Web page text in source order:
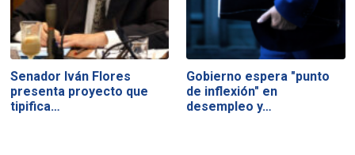
Senador Iván Flores
presenta proyecto que
tipifica…
Gobierno espera "punto
de inflexión" en
desempleo y…